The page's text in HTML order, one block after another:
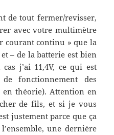
de tout fermer/revisser,
avec votre multimètre
courant continu » que la
– de la batterie est bien
j’ai 11,4V, ce qui est
fonctionnement des
en théorie). Attention en
de fils, et si je vous
justement parce que ça
une dernière